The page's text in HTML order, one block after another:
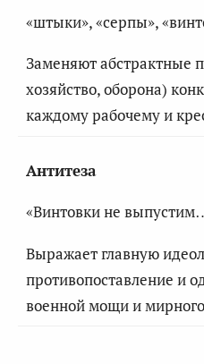
«штыки», «серпы»,
Заменяют абстрактные
хозяйство, оборона)
каждому рабочему и
Антитеза
«Винтовки не
Выражает главную
противопоставление и
военной мощи и